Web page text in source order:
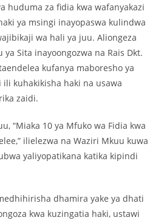
huduma za fidia kwa wafanyakazi
ya msingi inayopaswa kulindwa
wa hali ya juu. Aliongeza
ya Sita inayoongozwa na Rais Dkt.
kufanya maboresho ya
ili kuhakikisha haki na usawa
zaidi.
“Miaka 10 ya Mfuko wa Fidia kwa
ilielezwa na Waziri Mkuu kuwa
yaliyopatikana katika kipindi
dhamira yake ya dhati
kwa kuzingatia haki, ustawi